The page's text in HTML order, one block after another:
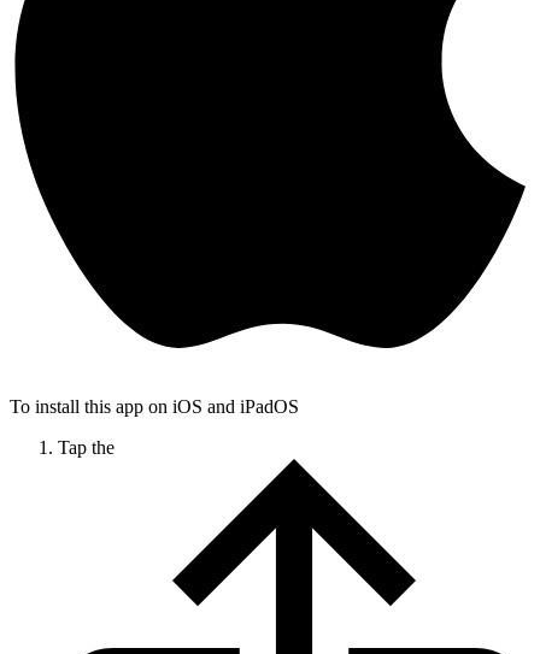
To install this app on iOS and iPadOS
Tap the